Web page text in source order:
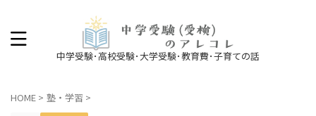
中学受験･高校受験･大学受験･教育費･子育ての話
HOME > 塾・学習 >